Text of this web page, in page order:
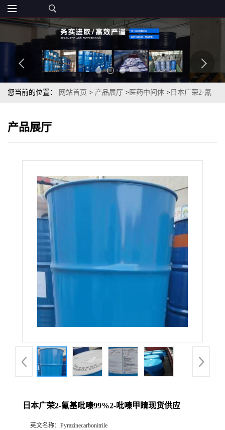
您当前的位置： 网站首页 > 产品展厅 > 医药中间体 > 日本广荣2-氰
产品展厅
日本广荣2-氰基吡嗪99%2-吡嗪甲睛现货供应
英文名称： Pyrazinecarbonitrile